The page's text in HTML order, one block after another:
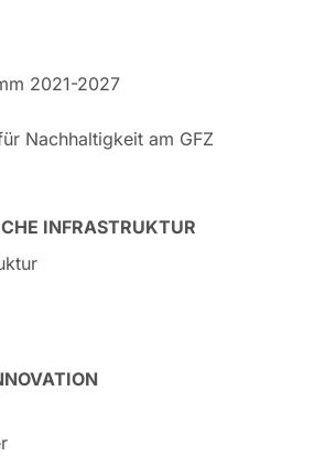
2021-2027
Nachhaltigkeit am GFZ
INFRASTRUKTUR